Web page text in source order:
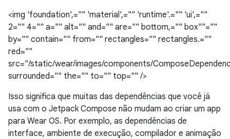
<img 'foundation',="" 'material',="" 'runtime'.="" 'ui',=""
2="" 4="" a="" alt="" and="" are="" bottom,="" box""=""
by="" contain="" from="" rectangles="" rectangles.=""
red=""
src="/static/wear/images/components/
surrounded="" the="" to="" top="" />
Isso significa que muitas das dependências que você já
usa com o Jetpack Compose não mudam ao criar um app
para Wear OS. Por exemplo, as dependências de
interface, ambiente de execução, compilador e animação